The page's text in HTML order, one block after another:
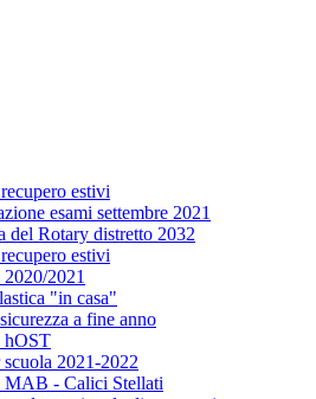
estivi
esami settembre 2021
del Rotary distretto 2032
estivi
2021
"in casa"
a fine anno
hOST
2021-2022
MAB - Calici Stellati